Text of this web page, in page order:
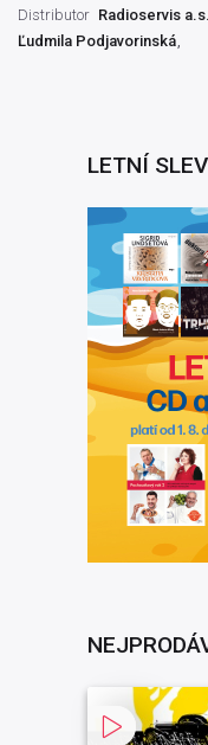
Distributor Radioservis a.s.
Ľudmila Podjavorinská
LETNÍ